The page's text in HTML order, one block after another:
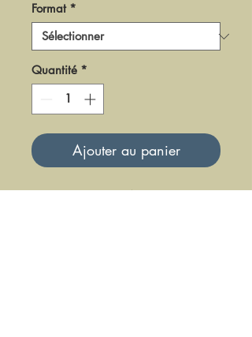
Format *
Quantité *
Ajouter au panier
DR0417